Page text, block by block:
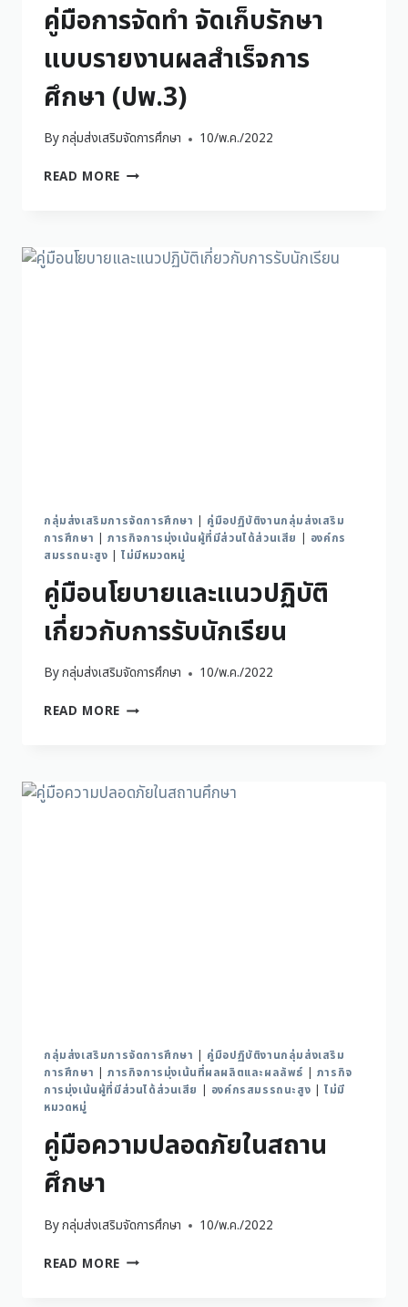
คู่มือการจัดทำ จัดเก็บรักษา
แบบรายงานผลสำเร็จการ
ศึกษา (ปพ.3)
Byกลุ่มส่งเสริมจัดการศึกษา 10/พ.ค./2022
READ MORE
กลุ่มส่งเสริมการจัดการศึกษา | คู่มือปฏิบัติงานกลุ่มส่งเสริม
การศึกษา | ภารกิจการมุ่งเน้นผู้ที่มีส่วนได้ส่วนเสีย | องค์กร
สมรรถนะสูง |ไม่มีหมวดหมู่
คู่มือนโยบายและแนวปฏิบัติ
เกี่ยวกับการรับนักเรียน
Byกลุ่มส่งเสริมจัดการศึกษา 10/พ.ค./2022
READ MORE
กลุ่มส่งเสริมการจัดการศึกษา | คู่มือปฏิบัติงานกลุ่มส่งเสริม
การศึกษา | ภารกิจการมุ่งเน้นที่ผลผลิตและผลลัพธ์ | ภารกิจ
การมุ่งเน้นผู้ที่มีส่วนได้ส่วนเสีย | องค์กรสมรรถนะสูง |ไม่มี
หมวดหมู่
คู่มือความปลอดภัยในสถาน
ศึกษา
Byกลุ่มส่งเสริมจัดการศึกษา 10/พ.ค./2022
READ MORE